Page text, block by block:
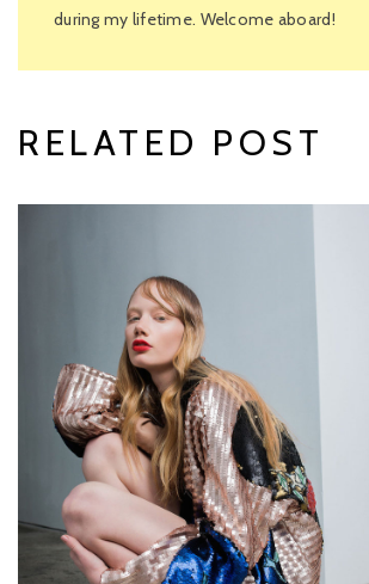
during my lifetime. Welcome aboard!
RELATED POST